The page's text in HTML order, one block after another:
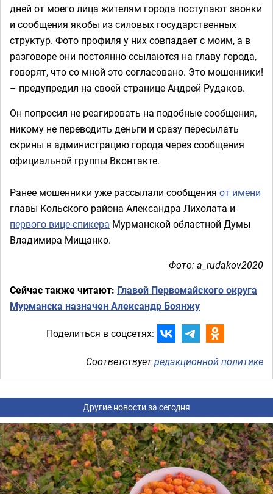
дней от моего лица жителям города поступают звонки
и сообщения якобы из силовых государственных
структур. Фото профиля у них совпадает с моим, а в
разговоре они постоянно ссылаются на главу города,
говорят, что со мной это согласовано. Это мошенники!
– предупредил на своей странице Андрей Рудаков.
Он попросил не реагировать на подобные сообщения,
никому не переводить деньги и сразу пересылать
скрины в администрацию города через сообщения
официальной группы Вконтакте.
Ранее мошенники уже рассылали сообщения от имени
главы Кольского района Александра Лихолата и
первого вице-спикера Мурманской областной Думы
Владимира Мищанко.
Фото: a_rudakov2020
Сейчас также читают: Главой Первомайского округа
Мурманска назначен Александр Боянжу
Поделиться в соцсетях:
Соответствуетредакционной политике
Другие новости за сегодня